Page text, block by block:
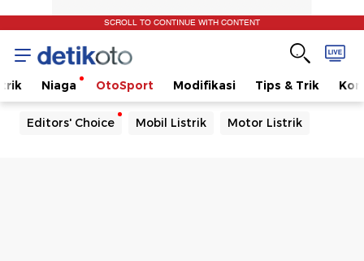
SCROLL TO CONTINUE WITH CONTENT
Niaga OtoSport Modifikasi Tips & Trik
Editors' Choice Mobil Listrik Motor Listrik